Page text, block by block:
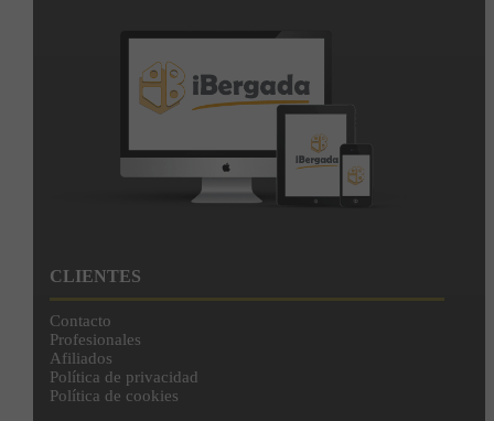
CLIENTES
Contacto
Profesionales
Afiliados
Política de privacidad
Política de cookies